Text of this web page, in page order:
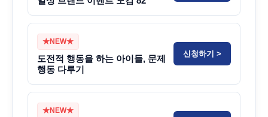
★NEW★
도전적 행동을 하는 아이들, 문제
행동 다루기
신청하기 >
★NEW★